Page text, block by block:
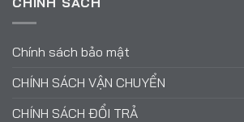
Chính sách bảo mật
CHÍNH SÁCH VẬN CHUYỂN
CHÍNH SÁCH ĐỔI TRẢ